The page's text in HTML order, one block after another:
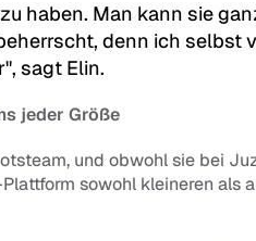
haben. Man kann sie
denn ich selbst
sagt Elin.
jeder Größe
und obwohl sie bei
sowohl kleineren als